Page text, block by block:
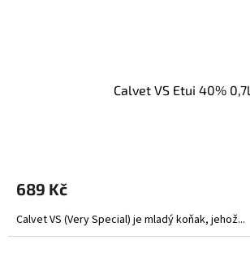
Calvet VS Etui 40% 0,7l
689 Kč
Calvet VS (Very Special) je mladý koňak, jehož...